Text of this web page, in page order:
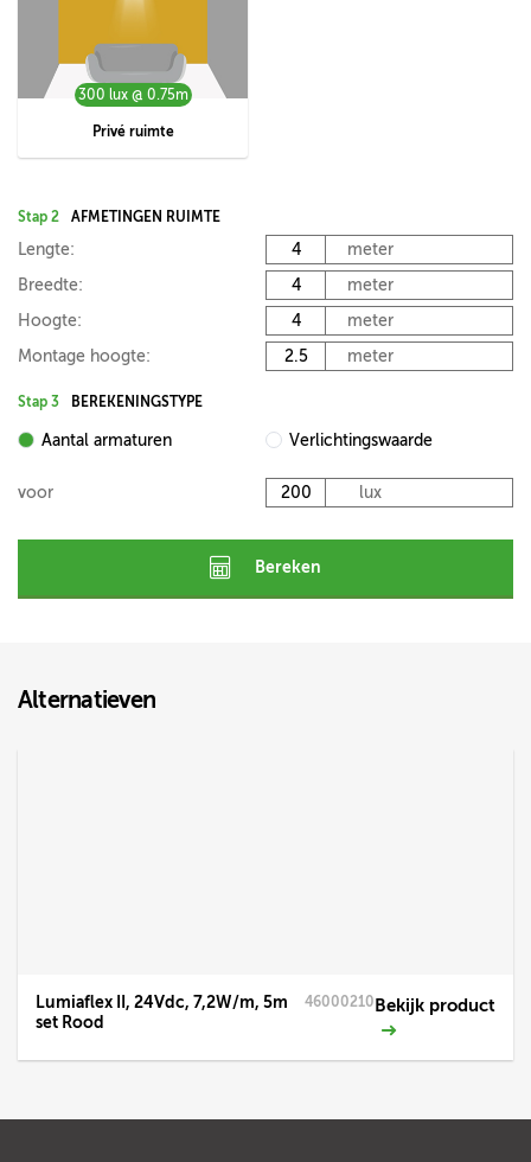
300 lux @ 0.75m
Privé ruimte
Stap 2 AFMETINGEN RUIMTE
Lengte:
meter
Breedte:
meter
Hoogte:
meter
Montage hoogte:
meter
Stap 3 BEREKENINGSTYPE
Aantal armaturen Verlichtingswaarde
voor lux
Bereken
Alternatieven
Lumiaflex II, 24Vdc, 7,2W/m, 5m
set Rood
46000210 Bekijk product